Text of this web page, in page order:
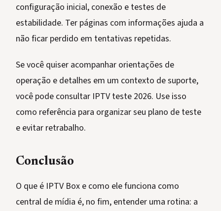
configuração inicial, conexão e testes de
estabilidade. Ter páginas com informações ajuda a
não ficar perdido em tentativas repetidas.
Se você quiser acompanhar orientações de
operação e detalhes em um contexto de suporte,
você pode consultar IPTV teste 2026. Use isso
como referência para organizar seu plano de teste
e evitar retrabalho.
Conclusão
O que é IPTV Box e como ele funciona como
central de mídia é, no fim, entender uma rotina: a